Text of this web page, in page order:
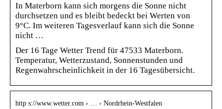
In Materborn kann sich morgens die Sonne nicht
durchsetzen und es bleibt bedeckt bei Werten von
9°C. Im weiteren Tagesverlauf kann sich die Sonne
nicht …
Der 16 Tage Wetter Trend für 47533 Materborn.
Temperatur, Wetterzustand, Sonnenstunden und
Regenwahrscheinlichkeit in der 16 Tagesübersicht.
http s://www.wetter.com › … › Nordrhein-Westfalen